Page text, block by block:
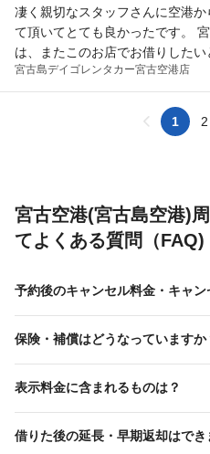
凄く親切なスタッフさんに空港
て頂いてとても良かったです。
は、またこのお店でお借りしたい
宮古島デイゴレンタカー宮古空港店
1 2
宮古空港(宮古島空港)
てよくある質問（FAQ)
予約後のキャンセル料金・キャン
保険・補償はどうなっていますか
表示料金に含まれるものは？
借りた後の延長・早期返却はでき